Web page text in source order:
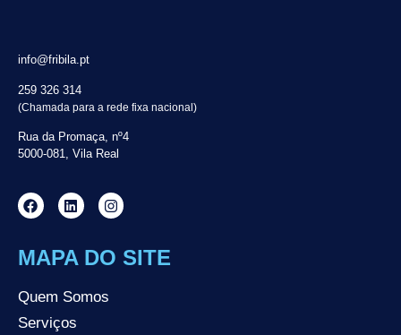
info@fribila.pt
259 326 314
(Chamada para a rede fixa nacional)
Rua da Promaça, nº4
5000-081, Vila Real
MAPA DO SITE
Quem Somos
Serviços